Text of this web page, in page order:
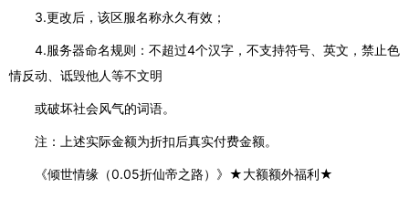
3.更改后，该区服名称永久有效；
4.服务器命名规则：不超过4个汉字，不支持符号、英文，禁止色
情反动、诋毁他人等不文明
或破坏社会风气的词语。
注：上述实际金额为折扣后真实付费金额。
《倾世情缘（0.05折仙帝之路）》★大额额外福利★